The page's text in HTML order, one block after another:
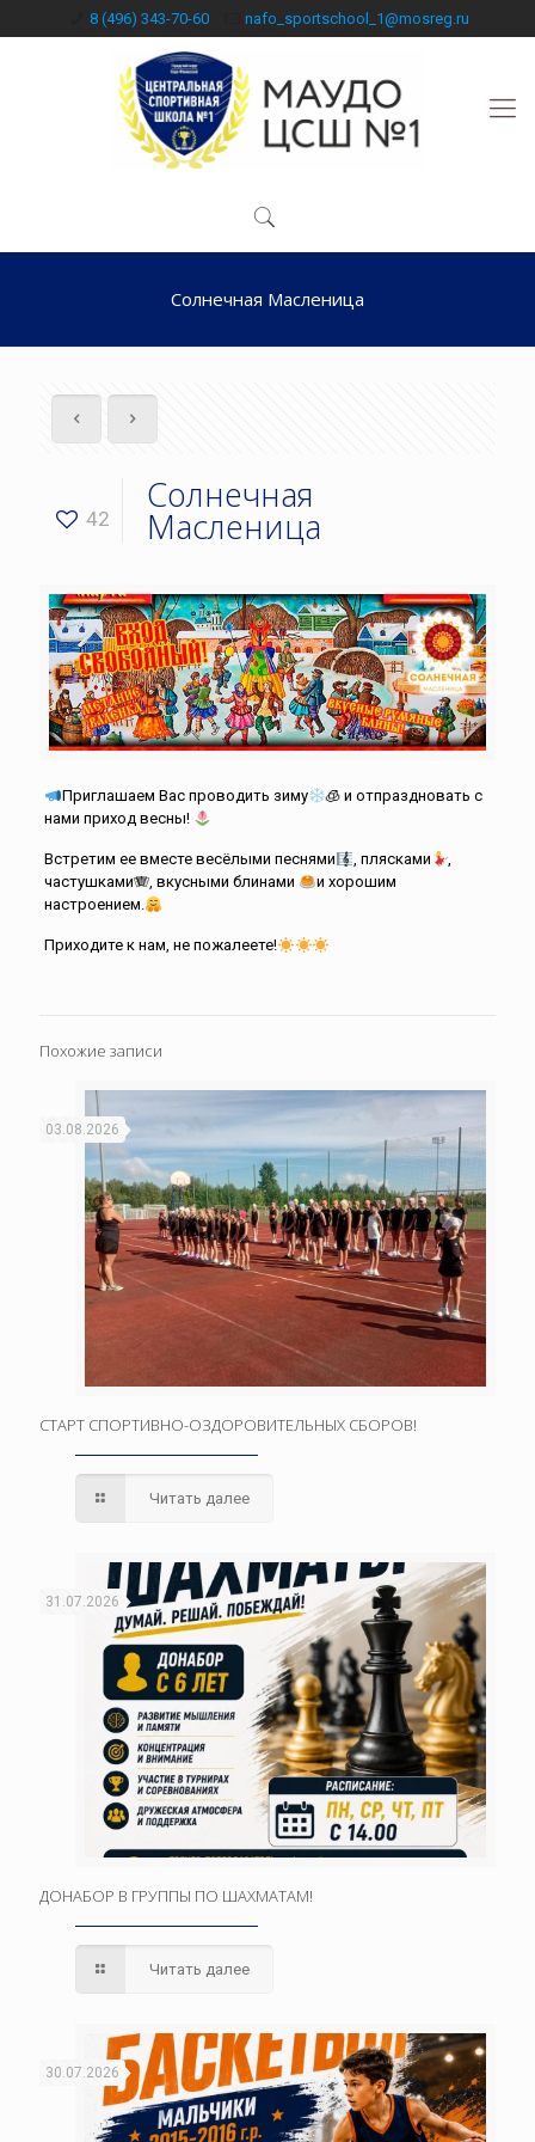
8 (496) 343-70-60 nafo_sportschool_1@mosreg.ru
Солнечная Масленица
42
Солнечная
Масленица
Приглашаем Вас проводить зиму
🧊 и отпраздновать с
нами приход весны!
Встретим ее вместе весёлыми песнями , плясками
,
частушками🪗, вкусными блинами
и хорошим
настроением.
Приходите к нам, не пожалеете!
Похожие записи
03.08.2026
СТАРТ СПОРТИВНО-ОЗДОРОВИТЕЛЬНЫХ СБОРОВ!
Читать далее
31.07.2026
ДОНАБОР В ГРУППЫ ПО ШАХМАТАМ!
Читать далее
30.07.2026